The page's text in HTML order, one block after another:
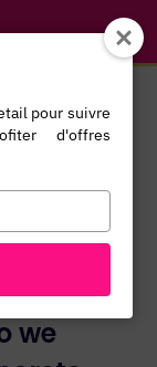
we
pour suivre
d'offres